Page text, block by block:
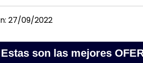
27/09/2022
Estas son las mejores